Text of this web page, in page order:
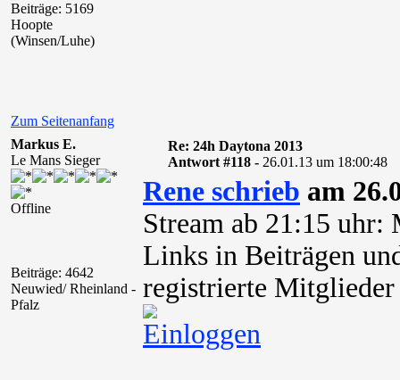
Beiträge: 5169
Hoopte
(Winsen/Luhe)
Zum Seitenanfang
Markus E.
Le Mans Sieger
Offline
Beiträge: 4642
Neuwied/ Rheinland -
Pfalz
Re: 24h Daytona 2013
Antwort #118 - 26.01.13 um 18:00:48
Rene schrieb am
Stream ab 21:15 uhr:
Links in Beiträgen
registrierte